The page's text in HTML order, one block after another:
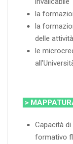
la
la
delle attività
le
>
Capacità
formativo